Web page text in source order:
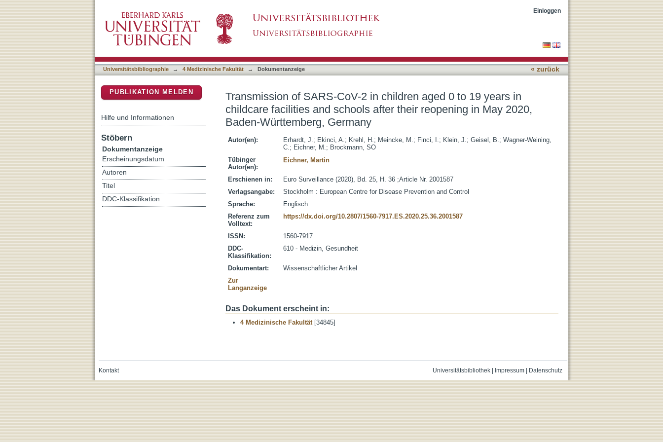
Transmission of SARS-CoV-2 in children aged 0 to 19 years in childcare facilities and schools after
their reopening in May 2020, Baden-Württemberg, Germany
Einloggen
Universitätsbibliographie → 4 Medizinische Fakultät → Dokumentanzeige « zurück
Transmission of SARS-CoV-2 in children aged 0 to 19 years in
childcare facilities and schools after their reopening in May 2020,
Baden-Württemberg, Germany
Autor(en): Erhardt, J.; Ekinci, A.; Krehl, H.; Meincke, M.; Finci, I.; Klein, J.; Geisel, B.; Wagner-Weining,
C.; Eichner, M.; Brockmann, SO
Tübinger
Autor(en):
Eichner, Martin
Erschienen in:
Euro Surveillance (2020), Bd. 25, H. 36 ;Article Nr. 2001587
Verlagsangabe:
Stockholm : European Centre for Disease Prevention and Control
Sprache:
Englisch
Referenz zum
Volltext:
https://dx.doi.org/10.2807/1560-7917.ES.2020.25.36.2001587
ISSN:
1560-7917
DDC-
Klassifikation:
610 - Medizin, Gesundheit
Dokumentart:
Wissenschaftlicher Artikel
Zur
Langanzeige
Das Dokument erscheint in:
4 Medizinische Fakultät[34845]
PUBLIKATION MELDEN
Hilfe und Informationen
Stöbern
Dokumentanzeige
Erscheinungsdatum
Autoren
Titel
DDC-Klassifikation
Universitätsbibliothek| Impressum| Datenschutz
Kontakt